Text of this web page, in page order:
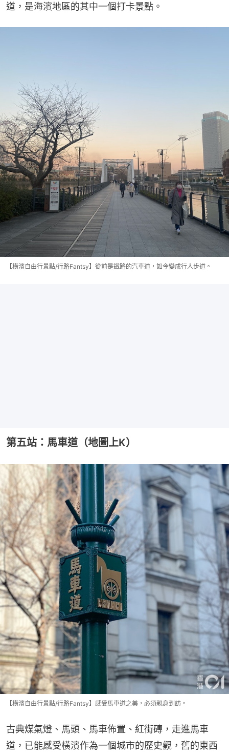
道，是海濱地區的其中一個打卡景點。
【橫濱自由行景點/行路Fantsy】從前是鐵路的汽車道，如今變成行人步道。
第五站：馬車道（地圖上K）
【橫濱自由行景點/行路Fantsy】感受馬車道之美，必須親身到訪。
古典煤氣燈、馬頭、馬車佈置、紅街磚，走進馬車
道，已能感受橫濱作為一個城市的歷史觀，舊的東西